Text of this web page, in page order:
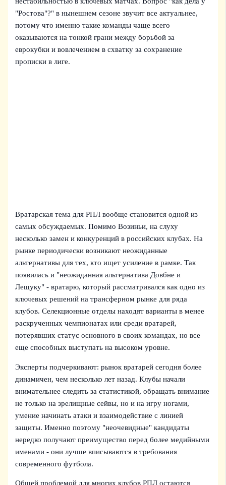
"Ростова"?" в нынешнем сезоне звучит все актуальнее,
потому что именно такие команды чаще всего
оказываются на тонкой грани между борьбой за
еврокубки и вовлечением в схватку за сохранение
прописки в лиге.
Вратарская тема для РПЛ вообще становится одной из
самых обсуждаемых. Помимо Возиньи, на слуху
несколько замен и конкуренций в российских клубах. На
рынке периодически возникают неожиданные
альтернативы для тех, кто ищет усиление в рамке. Так
появилась и "неожиданная альтернатива Довбне и
Лещуку" - вратарю, который рассматривался как одно из
ключевых решений на трансферном рынке для ряда
клубов. Селекционные отделы находят варианты в менее
раскрученных чемпионатах или среди вратарей,
потерявших статус основного в своих командах, но все
еще способных выступать на высоком уровне.
Эксперты подчеркивают: рынок вратарей сегодня более
динамичен, чем несколько лет назад. Клубы начали
внимательнее следить за статистикой, обращать внимание
не только на зрелищные сейвы, но и на игру ногами,
умение начинать атаки и взаимодействие с линией
защиты. Именно поэтому "неочевидные" кандидаты
нередко получают преимущество перед более медийными
именами - они лучше вписываются в требования
современного футбола.
Общей проблемой для многих клубов РПЛ остаются